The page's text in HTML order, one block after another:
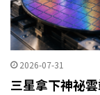
2026-07-31
三星拿下神祕